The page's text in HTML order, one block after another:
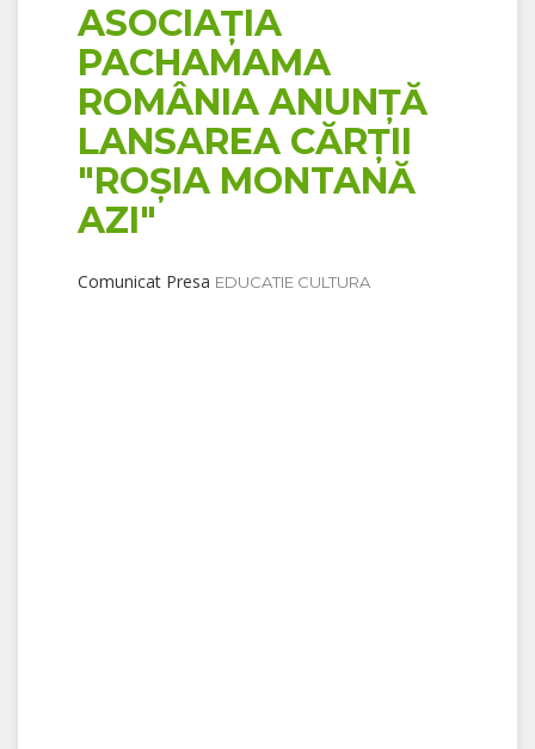
ASOCIAȚIA
PACHAMAMA
ROMÂNIA ANUNȚĂ
LANSAREA CĂRȚII
"ROȘIA MONTANĂ
AZI"
Comunicat Presa EDUCATIE CULTURA